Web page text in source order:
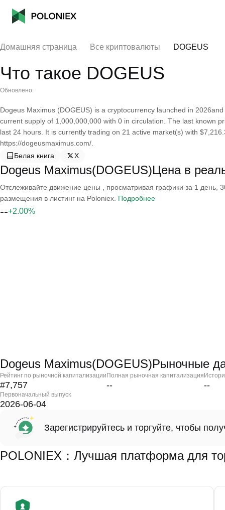
Домашняя страница Все криптовалюты DOGEUS
Что такое DOGEUS
Обновлено:
Dogeus Maximus (DOGEUS) is a cryptocurrency launched in
current supply of 1,000,000,000 with 0 in circulation. The last known
last 24 hours. It is currently trading on 21 active market(s) with
https://dogeusmaximus.com/.
Белая книга
X
Dogeus Maximus(DOGEUS)Цена в
Отслеживайте движение цены , просматривая графики за 1 день,
размещения в листинг на Poloniex. Подробнее
--+2.00%
Dogeus Maximus(DOGEUS)Рыночные
Рейтинг по рыночной капитализации
#7,757
Полная рыночная капитализация
-- --
Первоначальный выпуск
2026-06-04
Зарегистрируйтесь и торгуйте, чтобы
POLONIEX：Лучшая платформа для